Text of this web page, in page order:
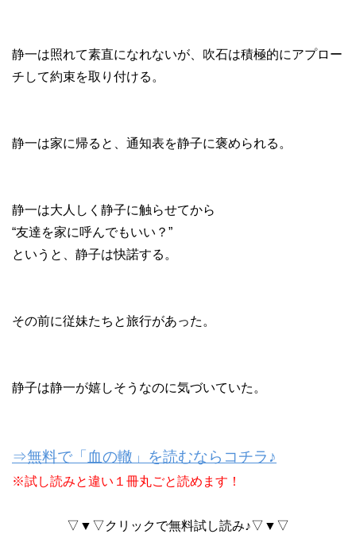
静一は照れて素直になれないが、吹石は積極的にアプロー
チして約束を取り付ける。
静一は家に帰ると、通知表を静子に褒められる。
静一は大人しく静子に触らせてから
“友達を家に呼んでもいい？”
というと、静子は快諾する。
その前に従妹たちと旅行があった。
静子は静一が嬉しそうなのに気づいていた。
⇒無料で「血の轍」を読むならコチラ♪
※試し読みと違い１冊丸ごと読めます！
▽▼▽クリックで無料試し読み♪▽▼▽